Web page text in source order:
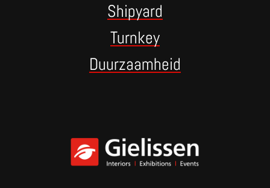
Shipyard
Turnkey
Duurzaamheid